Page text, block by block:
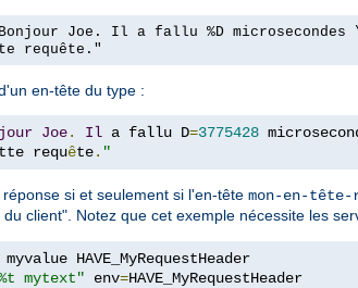
Joe. Il a fallu %D microsecondes
requête."
en-tête du type :
Joe. Il a fallu D=3775428
requ
ête. "
réponse si et seulement si l'en-tête mon-en-tête-
client". Notez que cet exemple nécessite les
mytext" env=HAVE_MyRequestHeader